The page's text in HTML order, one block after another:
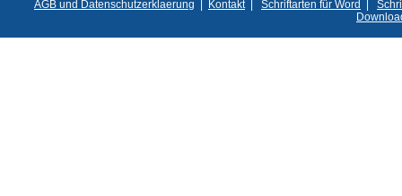
AGB und Datenschutzerklaerung Kontakt| Schriftarten für Word